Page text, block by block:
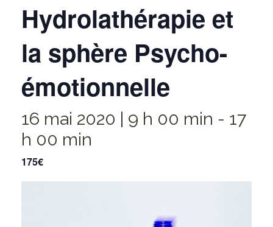
Hydrolathérapie et
la sphère Psycho-
émotionnelle
16 mai 2020 | 9 h 00 min - 17
h 00 min
175€